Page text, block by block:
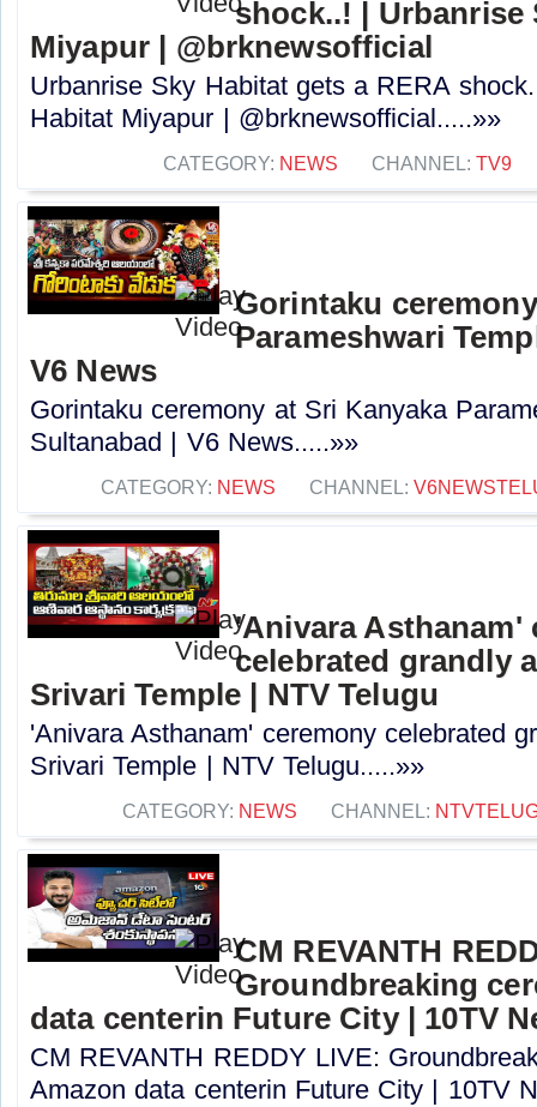
shock..! | Urbanrise
Miyapur | @brknewsofficial
Urbanrise Sky Habitat gets a RERA
Habitat Miyapur | @brknewsofficial.....»»
CATEGORY: NEWS CHANNEL: TV9
Gorintaku
Parameshwari
V6 News
Gorintaku ceremony at Sri Kanyaka
Sultanabad | V6 News.....»»
CATEGORY: NEWS CHANNEL:
'Anivara Asthanam'
celebrated grandly
Srivari Temple | NTV Telugu
'Anivara Asthanam' ceremony celebrated
Srivari Temple | NTV Telugu.....»»
CATEGORY: NEWS CHANNEL:
CM REVANTH
Groundbreaking
data centerin Future City | 10TV
CM REVANTH REDDY LIVE:
Amazon data centerin Future City | 10TV